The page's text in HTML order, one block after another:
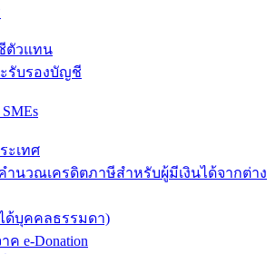
ตัวแทน
รับรองบัญชี
ะเทศ
ำนวณเครดิตภาษีสำหรับผู้มีเงินได้จากต่าง
ด้บุคคลธรรมดา)
e-Donation